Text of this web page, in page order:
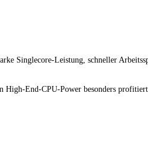
Singlecore-Leistung, schneller
End-CPU-Power besonders